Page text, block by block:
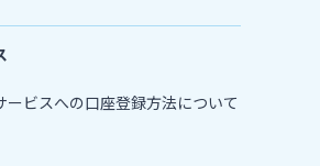
ービスへの口座登録方法について